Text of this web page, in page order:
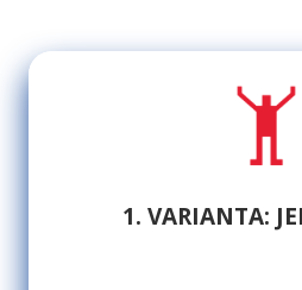
1. VARIANTA: